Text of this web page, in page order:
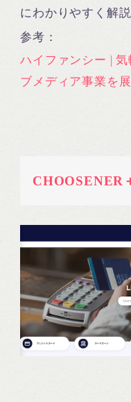
にわかりやすく解
参考：
ハイファンシー |
ブメディア事業を
CHOOSENER